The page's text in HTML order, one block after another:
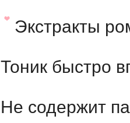
Экстракты
Тоник быстро
Не содержит